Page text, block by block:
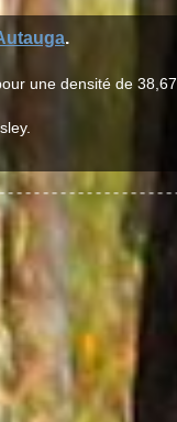
.
une densité de 38,67